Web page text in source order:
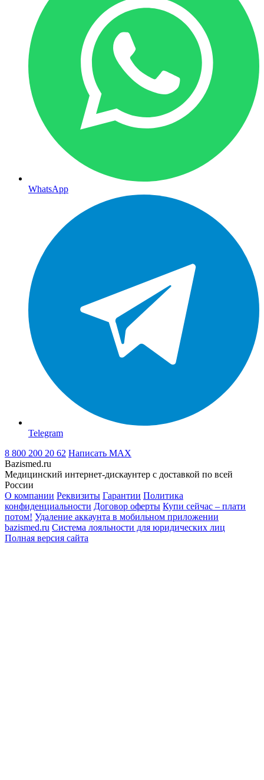
WhatsApp
Telegram
8 800 200 20 62 Написать MAX
Bazismed.ru
Медицинский интернет-дискаунтер с доставкой по всей
России
О компании Реквизиты Гарантии Политика
конфиденциальности Договор оферты Купи сейчас – плати
потом! Удаление аккаунта в мобильном приложении
bazismed.ru Система лояльности для юридических лиц
Полная версия сайта